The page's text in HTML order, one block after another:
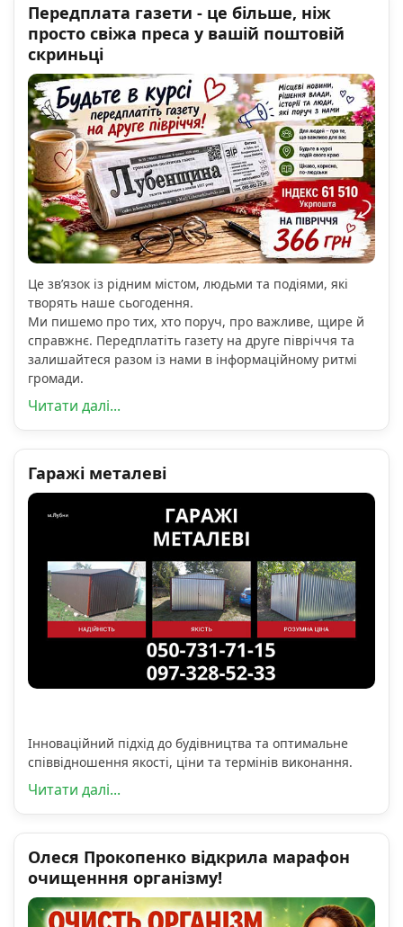
Передплата газети - це більше, ніж
просто свіжа преса у вашій поштовій
скриньці
Це зв’язок із рідним містом, людьми та подіями, які
творять наше сьогодення.
Ми пишемо про тих, хто поруч, про важливе, щире й
справжнє. Передплатіть газету на друге півріччя та
залишайтеся разом із нами в інформаційному ритмі
громади.
Читати далі...
Гаражі металеві
Інноваційний підхід до будівництва та оптимальне
співвідношення якості, ціни та термінів виконання.
Читати далі...
Олеся Прокопенко відкрила марафон
очищенння організму!